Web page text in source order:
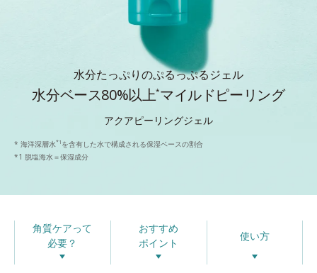
水分たっぷりのぷるっぷるジェル
水分ベース80%以上*マイルドピーリング
アクアピーリングジェル
* 海洋深層水*1 を含有した水で構成される保湿ベースの割合
*1 脱塩海水＝保湿成分
角質ケアって
必要？
おすすめ
ポイント
使い方